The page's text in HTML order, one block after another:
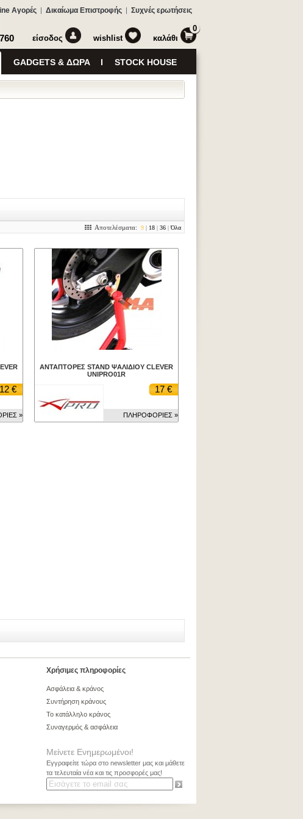
Αγορές Δικαίωμα Επιστροφής Συχνές ερωτήσεις
καλάθι
0
wishlist
είσοδος
GADGETS & ΔΩΡΑ STOCK HOUSE
Αποτελέσματα: 9| 18| 36|Όλα
12 €
»
ΑΝΤΑΠΤΟΡΕΣ STAND ΨΑΛΙΔΙΟΥ CLEVER
UNIPRO01R
17 €
ΠΛΗΡΟΦΟΡΙΕΣ »
Χρήσιμες πληροφορίες
Ασφάλεια & κράνος
Συντήρηση κράνους
Το κατάλληλο κράνος
Συναγερμός & ασφάλεια
Μείνετε Ενημερωμένοι!
Εγγραφείτε τώρα στο newsletter μας και μάθετε
τα τελευταία νέα και τις προσφορές μας!